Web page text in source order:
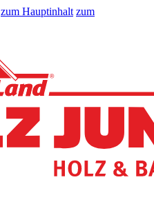
zum Hauptinhalt zum